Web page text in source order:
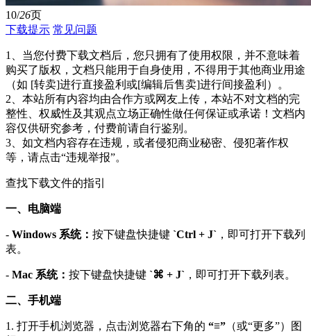
10/26页
下载提示 常见问题
1、当您付费下载文档后，您只拥有了使用权限，并不意味着
购买了版权，文档只能用于自身使用，不得用于其他商业用途
（如 [转卖]进行直接盈利或[编辑后售卖]进行间接盈利）。
2、本站所有内容均由合作方或网友上传，本站不对文档的完
整性、权威性及其观点立场正确性做任何保证或承诺！文档内
容仅供研究参考，付费前请自行鉴别。
3、如文档内容存在违规，或者侵犯商业秘密、侵犯著作权
等，请点击“违规举报”。
查找下载文件的指引
一、电脑端
- Windows 系统： 按下键盘快捷键 `Ctrl + J` ，即可打开下载列
表。
- Mac 系统： 按下键盘快捷键 `⌘ + J` ，即可打开下载列表。
二、手机端
1. 打开手机浏览器，点击浏览器右下角的 “≡” （或“更多”）图